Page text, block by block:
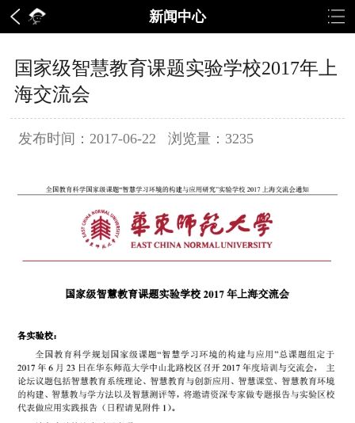
新闻中心
国家级智慧教育课题实验学校2017年上
海交流会
发布时间：2017-06-22 浏览量：3235